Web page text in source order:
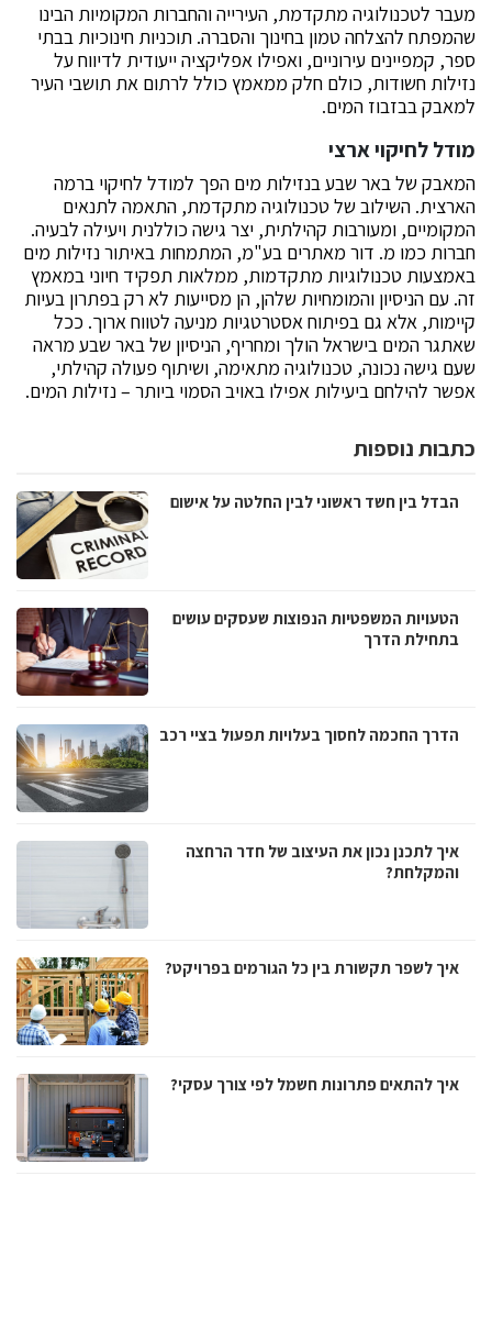
מעבר לטכנולוגיה מתקדמת, העירייה והחברות המקומיות הבינו
שהמפתח להצלחה טמון בחינוך והסברה. תוכניות חינוכיות בבתי
ספר, קמפיינים עירוניים, ואפילו אפליקציה ייעודית לדיווח על
נזילות חשודות, כולם חלק ממאמץ כולל לרתום את תושבי העיר
למאבק בבזבוז המים.
מודל לחיקוי ארצי
המאבק של באר שבע בנזילות מים הפך למודל לחיקוי ברמה
הארצית. השילוב של טכנולוגיה מתקדמת, התאמה לתנאים
המקומיים, ומעורבות קהילתית, יצר גישה כוללנית ויעילה לבעיה.
חברות כמו מ. דור מאתרים בע"מ, המתמחות באיתור נזילות מים
באמצעות טכנולוגיות מתקדמות, ממלאות תפקיד חיוני במאמץ
זה. עם הניסיון והמומחיות שלהן, הן מסייעות לא רק בפתרון בעיות
קיימות, אלא גם בפיתוח אסטרטגיות מניעה לטווח ארוך. ככל
שאתגר המים בישראל הולך ומחריף, הניסיון של באר שבע מראה
שעם גישה נכונה, טכנולוגיה מתאימה, ושיתוף פעולה קהילתי,
אפשר להילחם ביעילות אפילו באויב הסמוי ביותר – נזילות המים.
כתבות נוספות
הבדל בין חשד ראשוני לבין החלטה על אישום
הטעויות המשפטיות הנפוצות שעסקים עושים
בתחילת הדרך
הדרך החכמה לחסוך בעלויות תפעול בציי רכב
איך לתכנן נכון את העיצוב של חדר הרחצה
והמקלחת?
איך לשפר תקשורת בין כל הגורמים בפרויקט?
איך להתאים פתרונות חשמל לפי צורך עסקי?